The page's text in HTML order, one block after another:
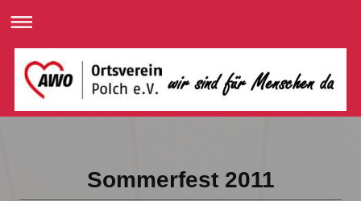
Sommerfest 2011